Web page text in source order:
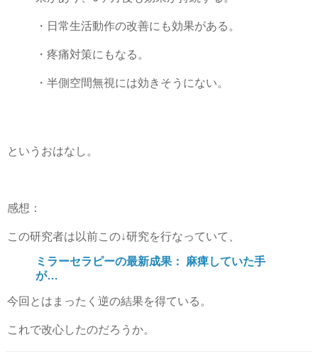
・日常生活動作の改善にも効果がある。
・疼痛対策にもなる。
・半側空間無視には効きそうにない。
というおはなし。
感想：
この研究者は以前この↓研究を行なっていて、
ミラーセラピーの最新成果： 麻痺していた手
が…
今回とはまったく逆の結果を得ている。
これで改心したのだろうか。